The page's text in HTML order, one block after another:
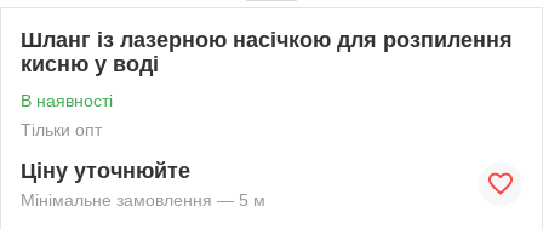
Шланг із лазерною насічкою для розпилення
кисню у воді
В наявності
Тільки опт
Ціну уточнюйте
Мінімальне замовлення — 5 м